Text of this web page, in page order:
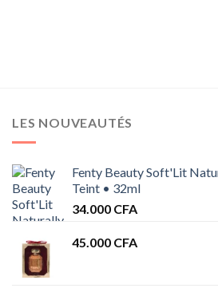
LES NOUVEAUTÉS
Fenty Beauty Soft'Lit
Teint • 32ml
34.000 CFA
45.000 CFA